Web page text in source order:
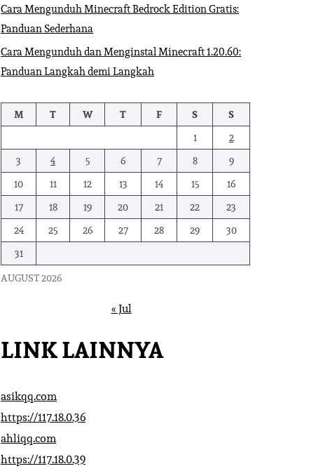
Cara Mengunduh Minecraft Bedrock Edition Gratis:
Panduan Sederhana
Cara Mengunduh dan Menginstal Minecraft 1.20.60:
Panduan Langkah demi Langkah
AUGUST 2026
M T W T F S
S
1
2
3
4 5 6 7 8
9
10
11 12 13 14 15
16
17
18 19 20 21 22
23
24
25 26 27 28 29
30
31
« Jul
LINK LAINNYA
asikqq.com
https://117.18.0.36
ahliqq.com
https://117.18.0.39